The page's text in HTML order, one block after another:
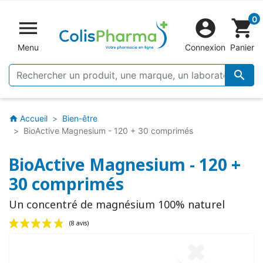

Menu


Connexion
shopping_cart0
Panier
home Accueil
Bien-être
BioActive Magnesium - 120 + 30 comprimés
BioActive Magnesium - 120 +
30 comprimés
Un concentré de magnésium 100% naturel